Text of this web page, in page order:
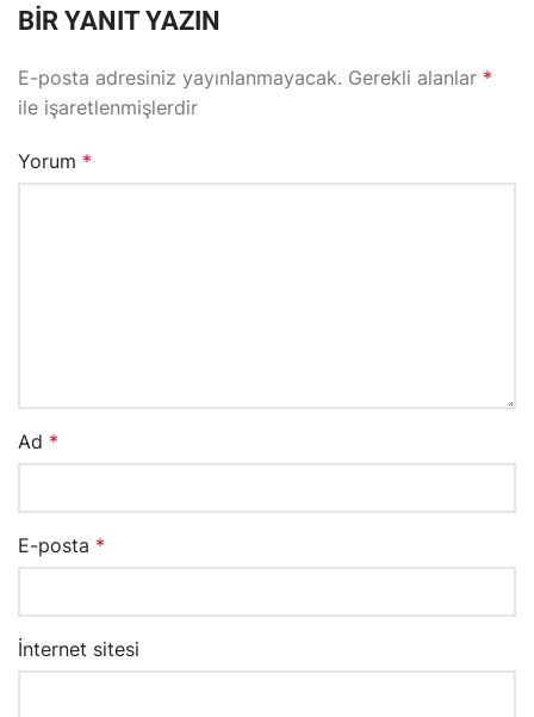
BIR YANIT YAZIN
E-posta adresiniz yayınlanmayacak. Gerekli alanlar *
ile işaretlenmişlerdir
Yorum *
Ad *
E-posta *
İnternet sitesi